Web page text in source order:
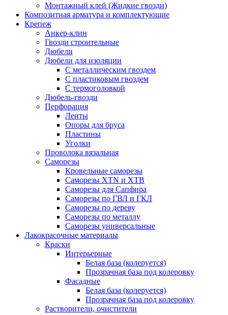
Монтажный клей (Жидкие гвозди)
Композитная арматура и комплектующие
Крепеж
Анкер-клин
Гвозди строительные
Дюбели
Дюбели для изоляции
С металлическим гвоздем
С пластиковым гвоздем
С термоголовкой
Дюбель-гвозди
Перфорация
Ленты
Опоры для бруса
Пластины
Уголки
Проволока вязальная
Саморезы
Кровельные саморезы
Саморезы XTN и ХTB
Саморезы для Сапфира
Саморезы по ГВЛ и ГКЛ
Саморезы по дереву
Саморезы по металлу
Саморезы универсальные
Лакокрасочные материалы
Краски
Интерьерные
Белая база (колеруется)
Прозрачная база под колеровку
Фасадные
Белая база (колеруется)
Прозрачная база под колеровку
Растворители, очистители